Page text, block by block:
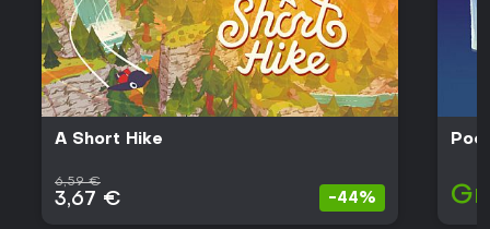
A Short Hike
6,59 €
3,67 € -44%